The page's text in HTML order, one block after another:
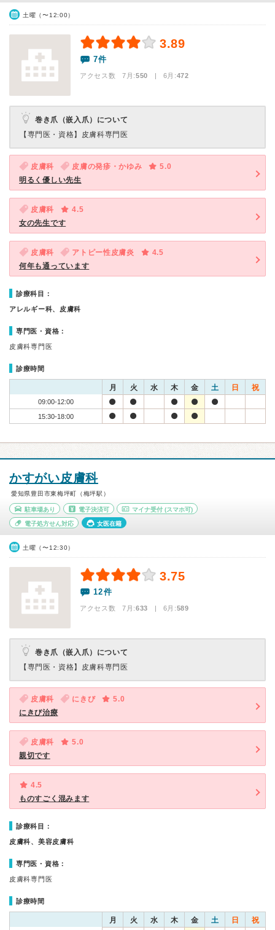
土曜（〜12:00）
3.89
7件
アクセス数 7月:550 | 6月:472
巻き爪（嵌入爪）について
【専門医・資格】 皮膚科専門医
皮膚科 皮膚の発疹・かゆみ
5.0
明るく優しい先生
皮膚科
4.5
女の先生です
皮膚科 アトピー性皮膚炎
4.5
何年も通っています
診療科目：
アレルギー科、皮膚科
専門医・資格：
皮膚科専門医
診療時間
月 火 水 木 金 土 日 祝
09:00-12:00
15:30-18:00
かすがい皮膚科
愛知県豊田市東梅坪町（梅坪駅）
駐車場あり 電子決済可 マイナ受付 (スマホ可)
電子処方せん対応 女医在籍
土曜（〜12:30）
3.75
12件
アクセス数 7月:633 | 6月:589
巻き爪（嵌入爪）について
【専門医・資格】 皮膚科専門医
皮膚科 にきび
5.0
にきび治療
皮膚科
5.0
親切です
4.5
ものすごく混みます
診療科目：
皮膚科、美容皮膚科
専門医・資格：
皮膚科専門医
診療時間
月 火 水 木 金 土 日 祝